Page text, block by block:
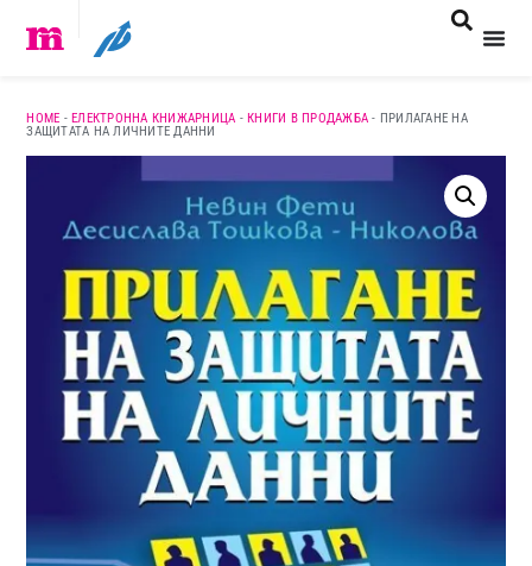
HOME -ЕЛЕКТРОННА КНИЖАРНИЦА -КНИГИ В ПРОДАЖБА - ПРИЛАГАНЕ НА
ЗАЩИТАТА НА ЛИЧНИТЕ ДАННИ